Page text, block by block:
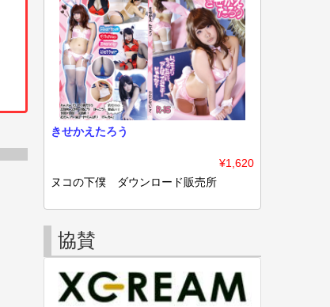
きせかえたろう
¥1,620
ヌコの下僕 ダウンロード販売所
協賛